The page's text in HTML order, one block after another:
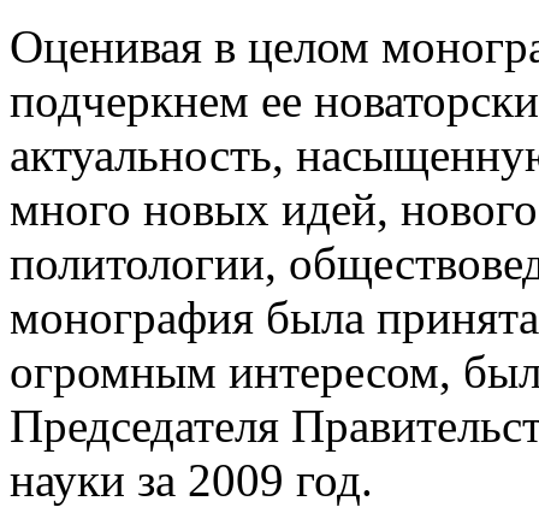
Оценивая в целом
подчеркнем ее
актуальность,
много новых идей,
политологии,
монография была
огромным интересом,
Председателя
науки за 2009 год.